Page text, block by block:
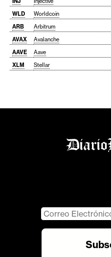
WLD
Worldcoin
ARB
Arbitrum
AVAX
Avalanche
AAVE
Aave
XLM
Stellar